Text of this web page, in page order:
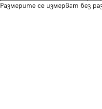
Размерите се измерват без